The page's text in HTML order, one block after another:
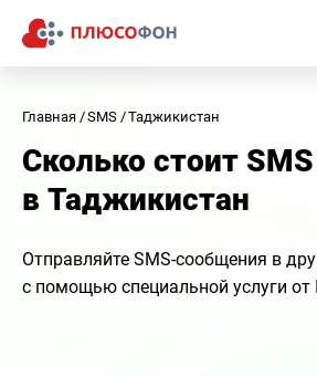
Главная SMS Таджикистан
Сколько стоит SMS
в Таджикистан
Отправляйте SMS-сообщения в
с помощью специальной услуги